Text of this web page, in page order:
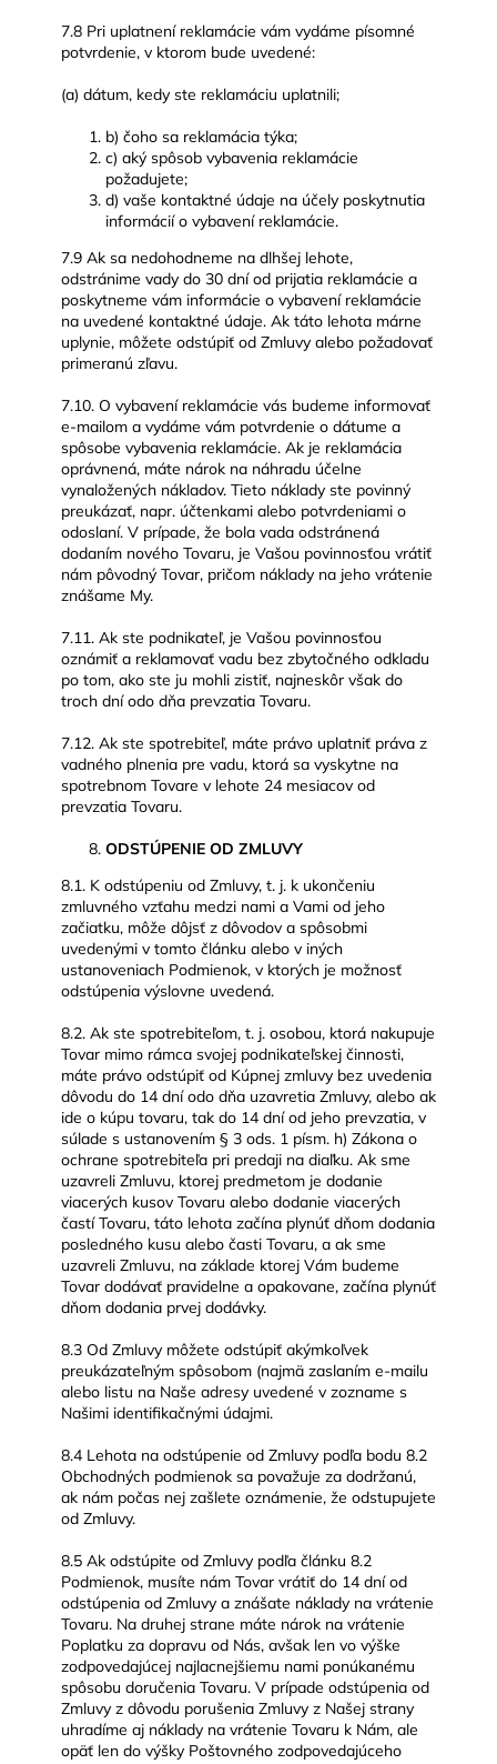
7.8 Pri uplatnení reklamácie vám vydáme písomné
potvrdenie, v ktorom bude uvedené:
(a) dátum, kedy ste reklamáciu uplatnili;
b) čoho sa reklamácia týka;
c) aký spôsob vybavenia reklamácie
požadujete;
d) vaše kontaktné údaje na účely poskytnutia
informácií o vybavení reklamácie.
7.9 Ak sa nedohodneme na dlhšej lehote,
odstránime vady do 30 dní od prijatia reklamácie a
poskytneme vám informácie o vybavení reklamácie
na uvedené kontaktné údaje. Ak táto lehota márne
uplynie, môžete odstúpiť od Zmluvy alebo požadovať
primeranú zľavu.
7.10. O vybavení reklamácie vás budeme informovať
e-mailom a vydáme vám potvrdenie o dátume a
spôsobe vybavenia reklamácie. Ak je reklamácia
oprávnená, máte nárok na náhradu účelne
vynaložených nákladov. Tieto náklady ste povinný
preukázať, napr. účtenkami alebo potvrdeniami o
odoslaní. V prípade, že bola vada odstránená
dodaním nového Tovaru, je Vašou povinnosťou vrátiť
nám pôvodný Tovar, pričom náklady na jeho vrátenie
znášame My.
7.11. Ak ste podnikateľ, je Vašou povinnosťou
oznámiť a reklamovať vadu bez zbytočného odkladu
po tom, ako ste ju mohli zistiť, najneskôr však do
troch dní odo dňa prevzatia Tovaru.
7.12. Ak ste spotrebiteľ, máte právo uplatniť práva z
vadného plnenia pre vadu, ktorá sa vyskytne na
spotrebnom Tovare v lehote 24 mesiacov od
prevzatia Tovaru.
ODSTÚPENIE OD ZMLUVY
8.1. K odstúpeniu od Zmluvy, t. j. k ukončeniu
zmluvného vzťahu medzi nami a Vami od jeho
začiatku, môže dôjsť z dôvodov a spôsobmi
uvedenými v tomto článku alebo v iných
ustanoveniach Podmienok, v ktorých je možnosť
odstúpenia výslovne uvedená.
8.2. Ak ste spotrebiteľom, t. j. osobou, ktorá nakupuje
Tovar mimo rámca svojej podnikateľskej činnosti,
máte právo odstúpiť od Kúpnej zmluvy bez uvedenia
dôvodu do 14 dní odo dňa uzavretia Zmluvy, alebo ak
ide o kúpu tovaru, tak do 14 dní od jeho prevzatia, v
súlade s ustanovením § 3 ods. 1 písm. h) Zákona o
ochrane spotrebiteľa pri predaji na diaľku. Ak sme
uzavreli Zmluvu, ktorej predmetom je dodanie
viacerých kusov Tovaru alebo dodanie viacerých
častí Tovaru, táto lehota začína plynúť dňom dodania
posledného kusu alebo časti Tovaru, a ak sme
uzavreli Zmluvu, na základe ktorej Vám budeme
Tovar dodávať pravidelne a opakovane, začína plynúť
dňom dodania prvej dodávky.
8.3 Od Zmluvy môžete odstúpiť akýmkoľvek
preukázateľným spôsobom (najmä zaslaním e-mailu
alebo listu na Naše adresy uvedené v zozname s
Našimi identifikačnými údajmi.
8.4 Lehota na odstúpenie od Zmluvy podľa bodu 8.2
Obchodných podmienok sa považuje za dodržanú,
ak nám počas nej zašlete oznámenie, že odstupujete
od Zmluvy.
8.5 Ak odstúpite od Zmluvy podľa článku 8.2
Podmienok, musíte nám Tovar vrátiť do 14 dní od
odstúpenia od Zmluvy a znášate náklady na vrátenie
Tovaru. Na druhej strane máte nárok na vrátenie
Poplatku za dopravu od Nás, avšak len vo výške
zodpovedajúcej najlacnejšiemu nami ponúkanému
spôsobu doručenia Tovaru. V prípade odstúpenia od
Zmluvy z dôvodu porušenia Zmluvy z Našej strany
uhradíme aj náklady na vrátenie Tovaru k Nám, ale
opäť len do výšky Poštovného zodpovedajúceho